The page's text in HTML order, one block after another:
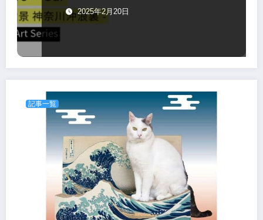
りも開催
2025年2月20日
記事一覧